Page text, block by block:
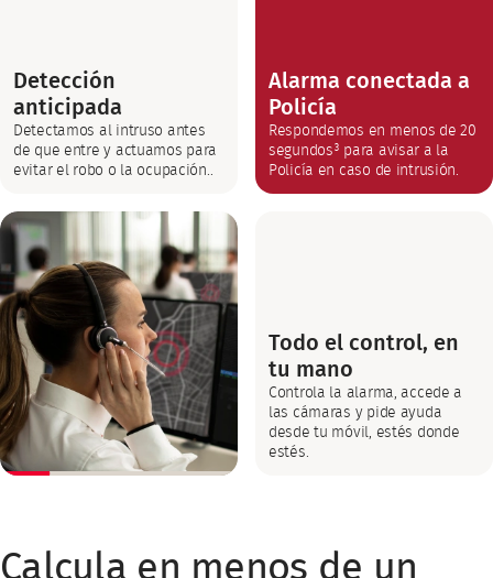
Detección
anticipada
Detectamos al intruso antes
de que entre y actuamos para
evitar el robo o la ocupación..
Alarma conectada a
Policía
Respondemos en menos de 20
segundos³ para avisar a la
Policía en caso de intrusión.
Todo el control, en
tu mano
Controla la alarma, accede a
las cámaras y pide ayuda
desde tu móvil, estés donde
estés.
Calcula en menos de un